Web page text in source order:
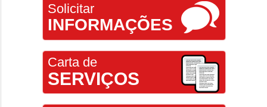
Solicitar
INFORMAÇÕES
Carta de
SERVIÇOS